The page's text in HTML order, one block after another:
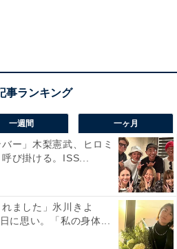
一週間 一ヶ月
ー」木梨憲武、ヒロミ
び掛ける。ISS...
ました」氷川きよ
に思い。「私の身体...